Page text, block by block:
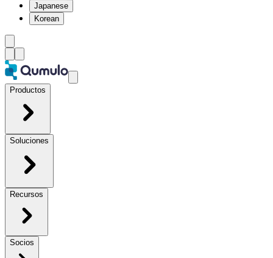
Japanese
Korean
Productos
Soluciones
Recursos
Socios